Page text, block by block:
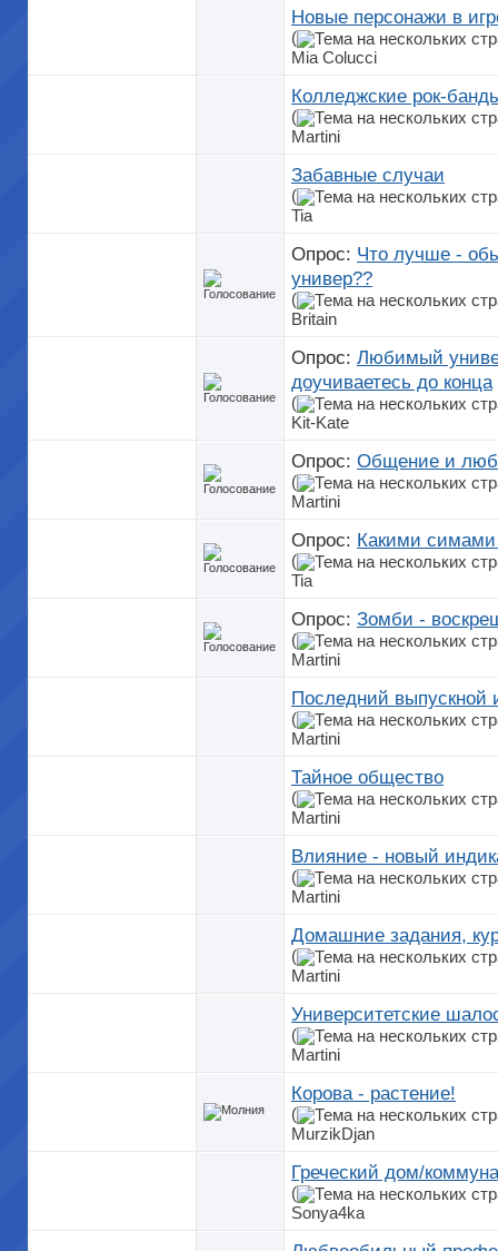
Новые персонажи в
(
Mia Colucci
Колледжские рок-
(
Martini
Забавные случаи
(
Tia
Опрос: Что лучше -
универ??
(
Britain
Опрос: Любимый
доучиваетесь до конца
(
Kit-Kate
Опрос: Общение и
(
Martini
Опрос: Какими симами
(
Tia
Опрос: Зомби -
(
Martini
Последний выпускной
(
Martini
Тайное общество
(
Martini
Влияние - новый
(
Martini
Домашние задания,
(
Martini
Университетские
(
Martini
Корова - растение!
(
MurzikDjan
Греческий дом/коммуна
(
Sonya4ka